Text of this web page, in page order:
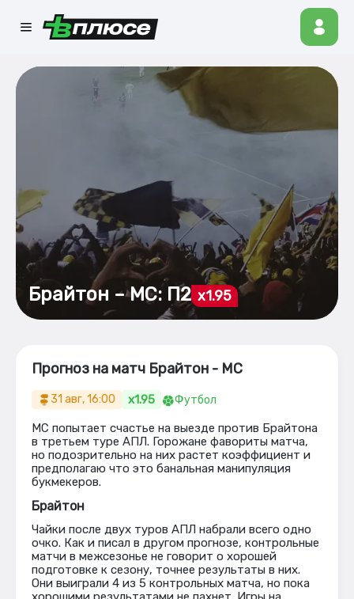
Брайтон – МС: П2 x1.95
Прогноз на матч Брайтон - МС
31 авг, 16:00 x1.95 Футбол
МС попытает счастье на выезде против Брайтона
в третьем туре АПЛ. Горожане фавориты матча,
но подозрительно на них растет коэффициент и
предполагаю что это банальная манипуляция
букмекеров.
Брайтон
Чайки после двух туров АПЛ набрали всего одно
очко. Как и писал в другом прогнозе, контрольные
матчи в межсезонье не говорит о хорошей
подготовке к сезону, точнее результаты в них.
Они выиграли 4 из 5 контрольных матча, но пока